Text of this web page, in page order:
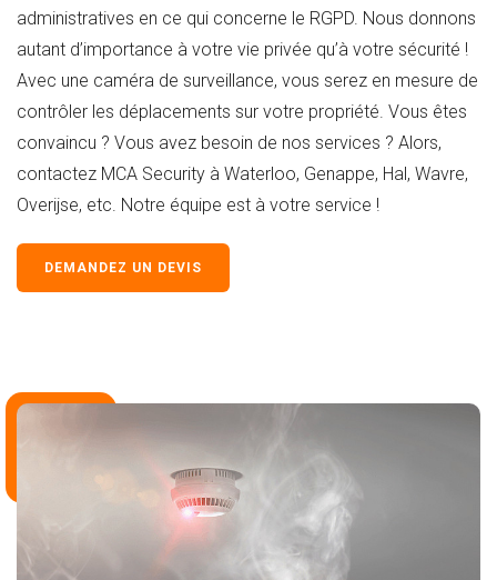
administratives en ce qui concerne le RGPD. Nous donnons
autant d’importance à votre vie privée qu’à votre sécurité !
Avec une caméra de surveillance, vous serez en mesure de
contrôler les déplacements sur votre propriété. Vous êtes
convaincu ? Vous avez besoin de nos services ? Alors,
contactez MCA Security à Waterloo, Genappe, Hal, Wavre,
Overijse, etc. Notre équipe est à votre service !
DEMANDEZ UN DEVIS